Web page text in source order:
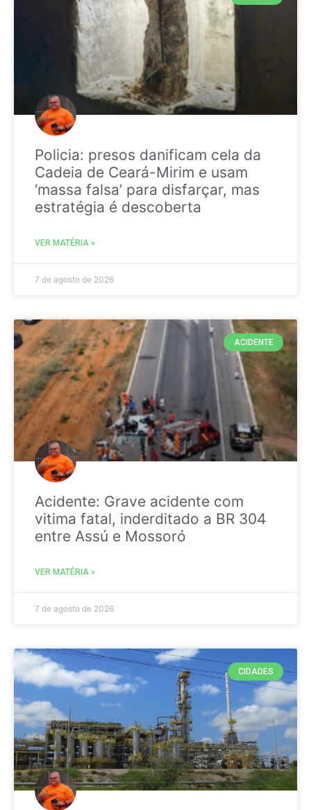
Policia: presos danificam cela da
Cadeia de Ceará-Mirim e usam
‘massa falsa’ para disfarçar, mas
estratégia é descoberta
VER MATÉRIA »
7 de agosto de 2026
ACIDENTE
Acidente: Grave acidente com
vitima fatal, inderditado a BR 304
entre Assú e Mossoró
VER MATÉRIA »
7 de agosto de 2026
CIDADES